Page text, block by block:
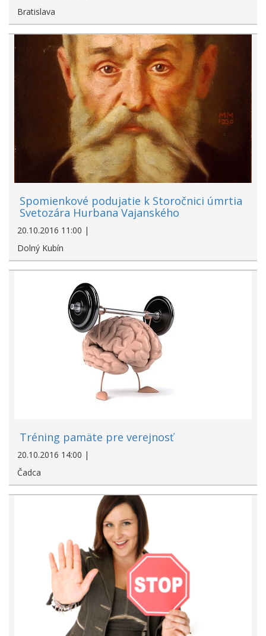
Bratislava
Spomienkové podujatie k Storočnici úmrtia
Svetozára Hurbana Vajanského
20.10.2016 11:00 |
Dolný Kubín
Tréning pamäte pre verejnosť
20.10.2016 14:00 |
Čadca